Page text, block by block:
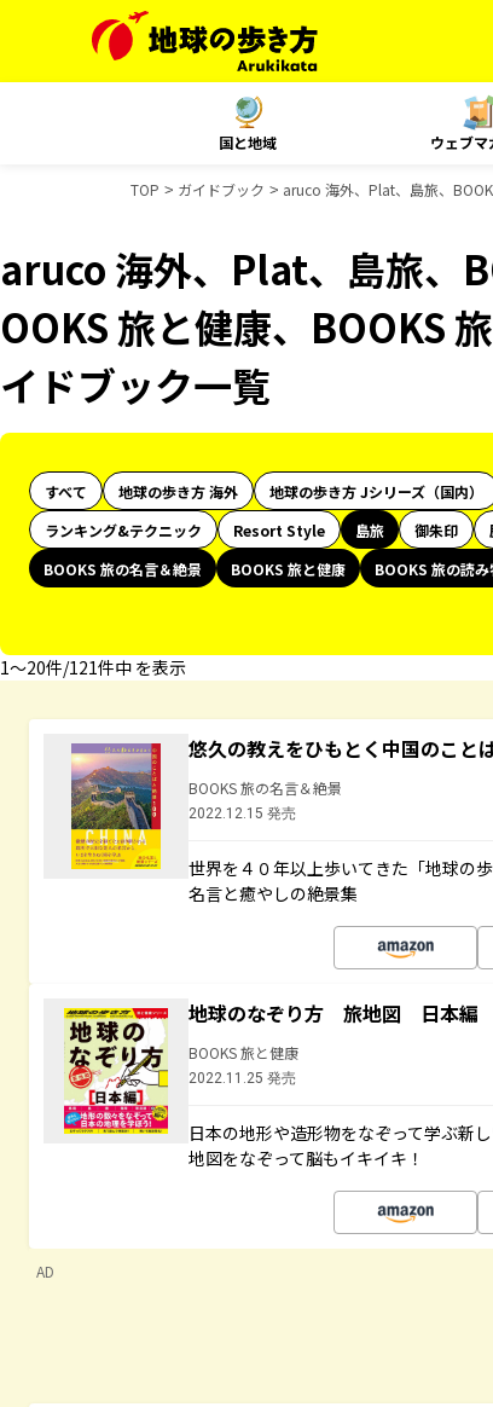
国と地域 ウェブマ
TOP ガイドブック aruco 海外、Plat、島旅、
aruco 海外、Plat、島旅、
OOKS 旅と健康、BOOKS
イドブック一覧
すべて 地球の歩き方 海外 地球の歩き方 Jシリーズ（国内）
ランキング&テクニック
Resort Style 島旅 御朱印
BOOKS 旅の名言＆絶景
BOOKS 旅と健康 BOOKS 旅の読み
1〜20件/121件中 を表示
悠久の教えをひもとく中国のこと
BOOKS 旅の名言＆絶景
2022.12.15 発売
世界を４０年以上歩いてきた「地球の
名言と癒やしの絶景集
地球のなぞり方 旅地図 日本編
BOOKS 旅と健康
2022.11.25 発売
日本の地形や造形物をなぞって学ぶ新
地図をなぞって脳もイキイキ！
AD